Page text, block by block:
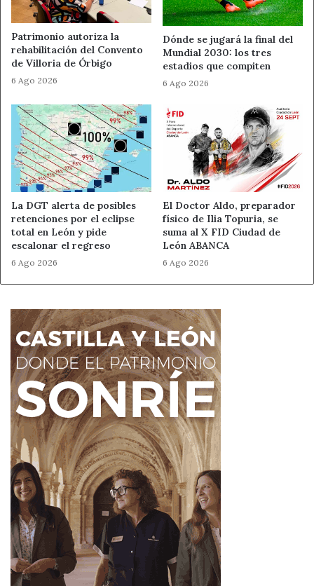
reconocida de León.
León, una ciudad que entiende la
tapa como identidad
que la tapa no es solo comida. También es conversación,
calle y hostelería de proximidad. En León, esa costumbre
tiene un valor añadido: une tradición, producto local y
vida social.
Por eso, este 16 de junio, la mejor forma de celebrarlo
está clara. Basta con recorrer las barras leonesas, probar
sabores de siempre y reconocer el trabajo de los bares
que mantienen viva una costumbre que ya forma parte de
Fuente Ahora León
Ahora León Barrio Húmedo
Cecina de León Dia mundial de la Tapa
Día Mundial de la Tapa en León
Morcilla de León Noticias de León
tapas de León
Patrimonio autoriza la
rehabilitación del Convento
de Villoria de Órbigo
6 Ago 2026
Dónde se jugará la final del
Mundial 2030: los tres
estadios que compiten
6 Ago 2026
La DGT alerta de posibles
retenciones por el eclipse
total en León y pide
escalonar el regreso
6 Ago 2026
El Doctor Aldo, preparador
físico de Ilia Topuria, se
suma al X FID Ciudad de
León ABANCA
6 Ago 2026